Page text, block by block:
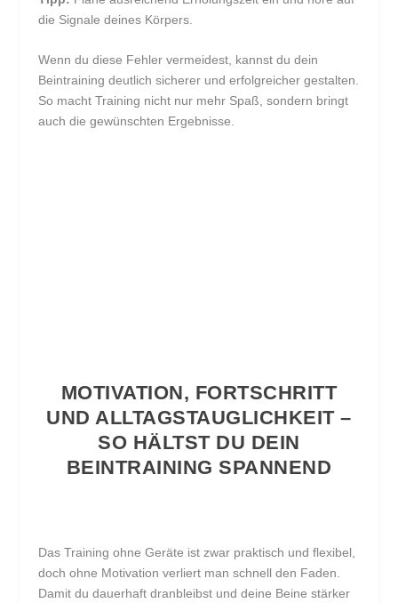
die Signale deines Körpers.
Wenn du diese Fehler vermeidest, kannst du dein
Beintraining deutlich sicherer und erfolgreicher gestalten.
So macht Training nicht nur mehr Spaß, sondern bringt
auch die gewünschten Ergebnisse.
MOTIVATION, FORTSCHRITT
UND ALLTAGSTAUGLICHKEIT –
SO HÄLTST DU DEIN
BEINTRAINING SPANNEND
Das Training ohne Geräte ist zwar praktisch und flexibel,
doch ohne Motivation verliert man schnell den Faden.
Damit du dauerhaft dranbleibst und deine Beine stärker